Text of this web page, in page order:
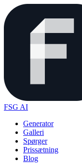
FSG AI
Generator
Galleri
Spørger
Prissætning
Blog